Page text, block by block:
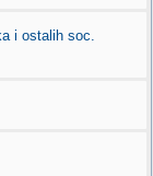
i ostalih soc.